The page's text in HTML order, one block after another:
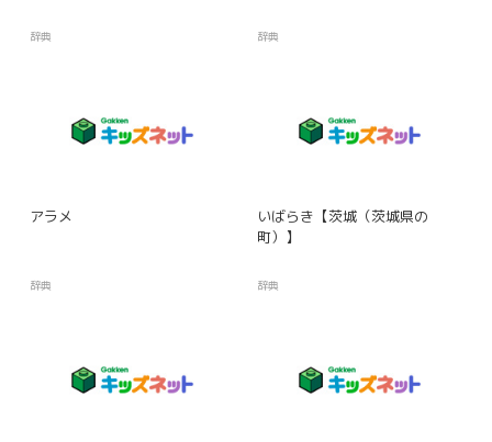
辞典 辞典
アラメ
辞典
いばらき【茨城（茨城県の
町）】
辞典